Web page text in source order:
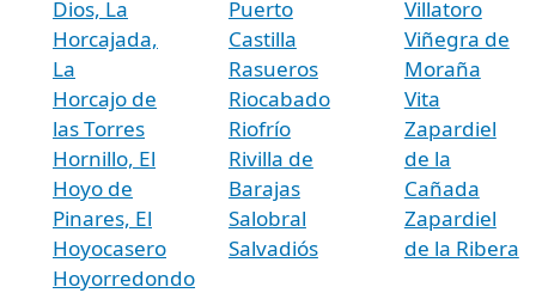
Dios, La
Horcajada,
La
Horcajo de
las Torres
Hornillo, El
Hoyo de
Pinares, El
Hoyocasero
Hoyorredondo
Puerto
Castilla
Rasueros
Riocabado
Riofrío
Rivilla de
Barajas
Salobral
Salvadiós
Villatoro
Viñegra de
Moraña
Vita
Zapardiel
de la
Cañada
Zapardiel
de la Ribera